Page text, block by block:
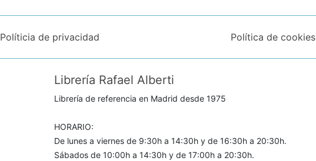
Políticia de privacidad Política de cookies
Librería Rafael Alberti
Librería de referencia en Madrid desde 1975
HORARIO:
De lunes a viernes de 9:30h a 14:30h y de 16:30h a 20:30h.
Sábados de 10:00h a 14:30h y de 17:00h a 20:30h.